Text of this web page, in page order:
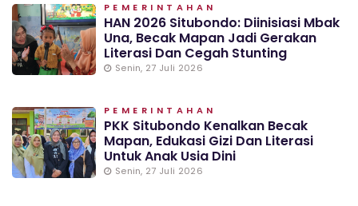
PEMERINTAHAN
HAN 2026 Situbondo: Diinisiasi Mbak
Una, Becak Mapan Jadi Gerakan
Literasi Dan Cegah Stunting
Senin, 27 Juli 2026
PEMERINTAHAN
PKK Situbondo Kenalkan Becak
Mapan, Edukasi Gizi Dan Literasi
Untuk Anak Usia Dini
Senin, 27 Juli 2026